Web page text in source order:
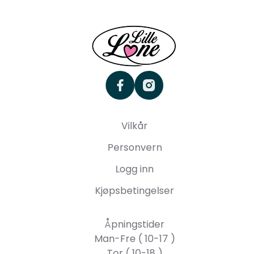
facebookinstagram
Vilkår
Personvern
Logg inn
Kjøpsbetingelser
Åpningstider
Man-Fre ( 10-17 )